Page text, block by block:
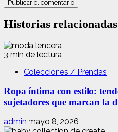
Historias relacionadas
3 min de lectura
Colecciones / Prendas
Ropa íntima con estilo:
sujetadores que marcan la
admin mayo 8, 2026